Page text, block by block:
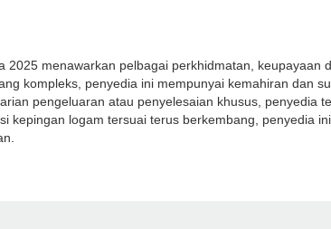
menawarkan pelbagai perkhidmatan,
kompleks, penyedia ini mempunyai kemahiran dan
pengeluaran atau penyelesaian khusus, penyedia
kepingan logam tersuai terus berkembang, penyedia